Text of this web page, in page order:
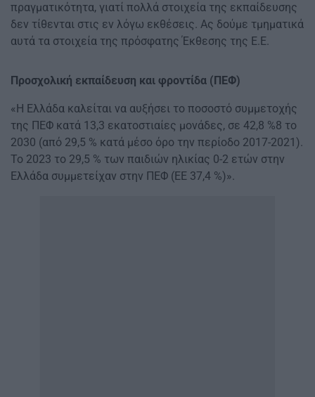
πραγματικότητα, γιατί πολλά στοιχεία της εκπαίδευσης
δεν τίθενται στις εν λόγω εκθέσεις. Ας δούμε τμηματικά
αυτά τα στοιχεία της πρόσφατης Έκθεσης της Ε.Ε.
Προσχολική εκπαίδευση και φροντίδα (ΠΕΦ)
«Η Ελλάδα καλείται να αυξήσει το ποσοστό συμμετοχής
της ΠΕΦ κατά 13,3 εκατοστιαίες μονάδες, σε 42,8 %8 το
2030 (από 29,5 % κατά μέσο όρο την περίοδο 2017-2021).
Το 2023 το 29,5 % των παιδιών ηλικίας 0-2 ετών στην
Ελλάδα συμμετείχαν στην ΠΕΦ (ΕΕ 37,4 %)».